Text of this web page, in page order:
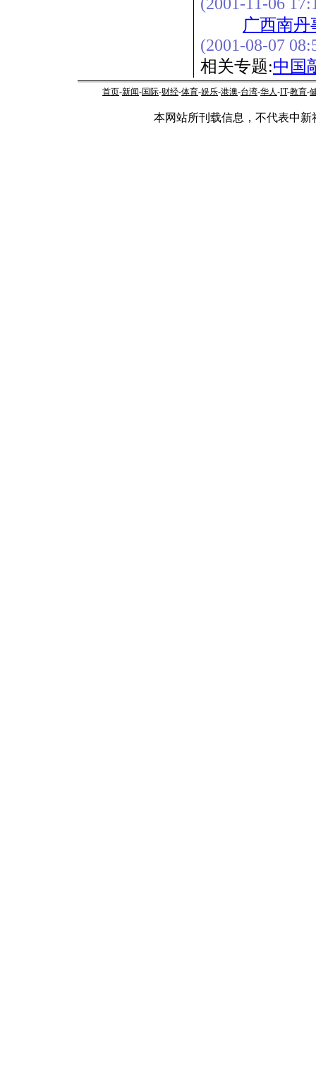
广西南
(2001-08-07
相关专题:中国
首页-新闻-国际-财经-体育-娱乐-港澳-台湾-华人-IT-教育-
本网站所刊载信息，不代表中